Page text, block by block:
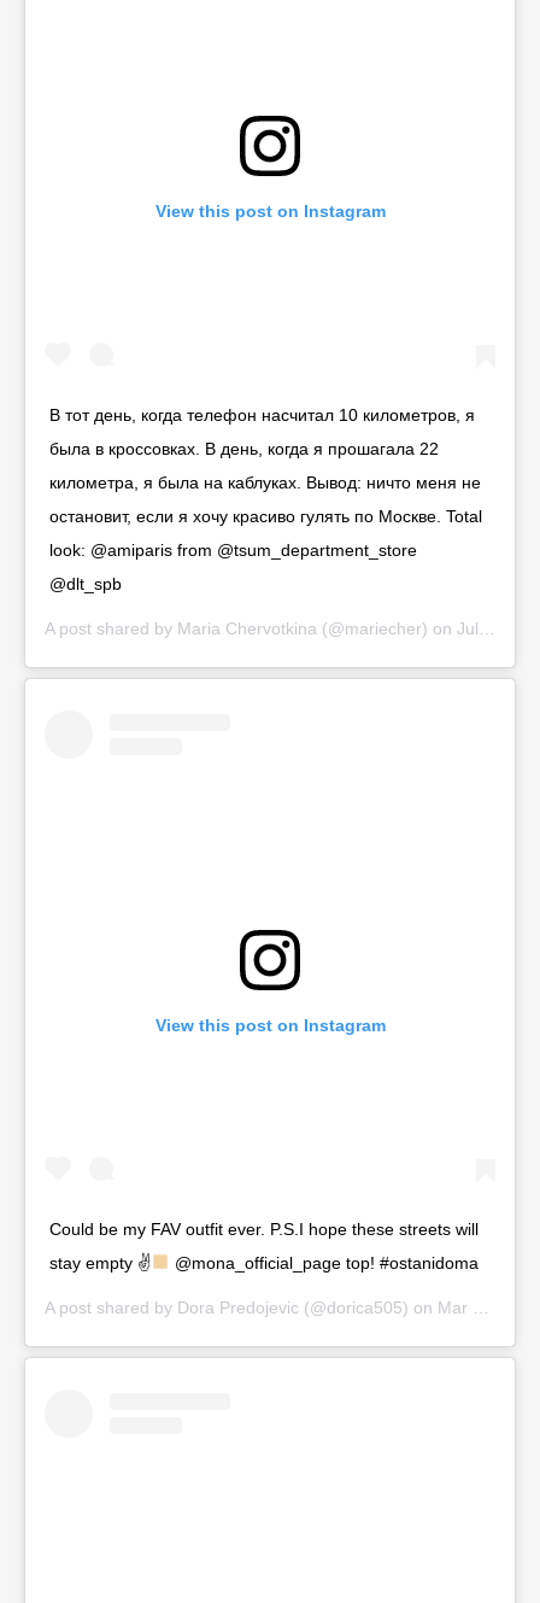
View this post on Instagram
В тот день, когда телефон насчитал 10 километров, я
была в кроссовках. В день, когда я прошагала 22
километра, я была на каблуках. Вывод: ничто меня не
остановит, если я хочу красиво гулять по Москве. Total
look: @amiparis from @tsum_department_store
@dlt_spb
A post shared by Maria Chervotkina (@mariecher) on Jul 26, 2020 at 2:16am PDT
View this post on Instagram
Could be my FAV outfit ever. P.S.I hope these streets will
stay empty ✌
@mona_official_page top! #ostanidoma
A post shared by Dora Predojevic (@dorica505) on Mar 19, 2020 at 4:30am PDT